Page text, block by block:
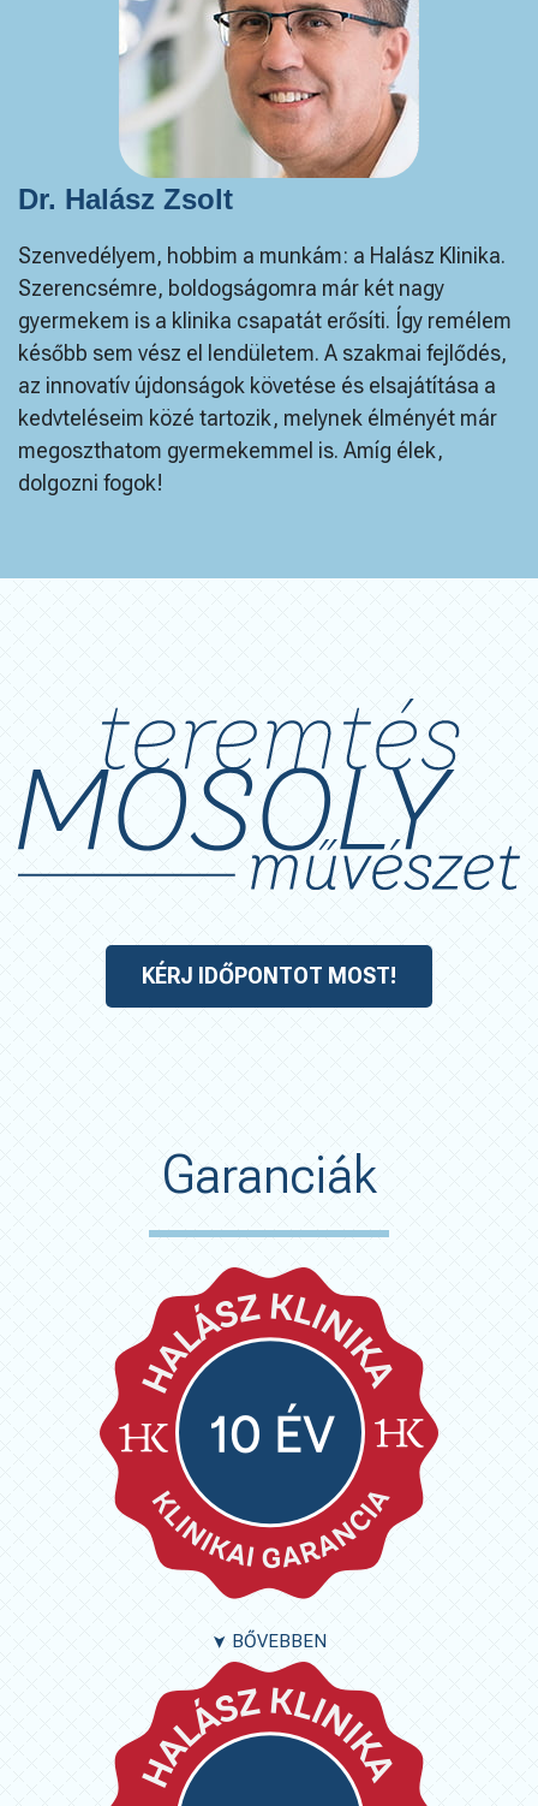
Dr. Halász Zsolt
Szenvedélyem, hobbim a munkám: a Halász Klinika.
Szerencsémre, boldogságomra már két nagy
gyermekem is a klinika csapatát erősíti. Így remélem
később sem vész el lendületem. A szakmai fejlődés,
az innovatív újdonságok követése és elsajátítása a
kedvteléseim közé tartozik, melynek élményét már
megoszthatom gyermekemmel is. Amíg élek,
dolgozni fogok!
KÉRJ IDŐPONTOT MOST!
Garanciák
➤ BŐVEBBEN